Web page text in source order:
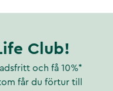
Club!
och få 10%*
får du förtur till